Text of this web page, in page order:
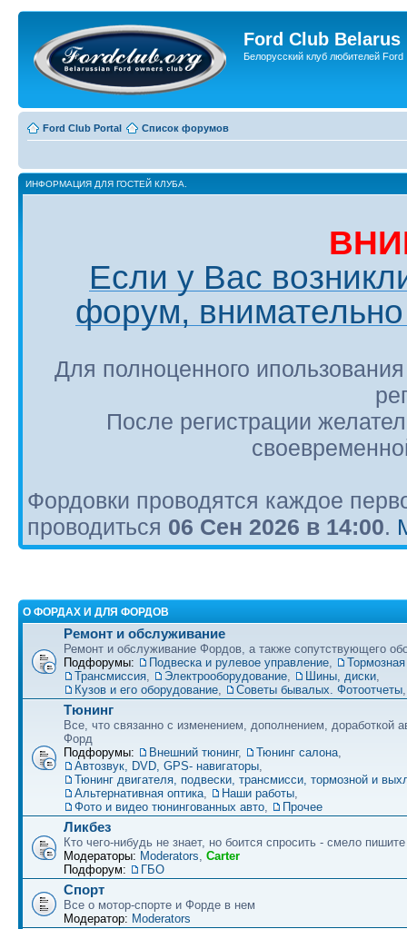
Ford Club Belarus
Белорусский клуб любителей Ford
Ford Club Portal Список форумов
ИНФОРМАЦИЯ ДЛЯ ГОСТЕЙ КЛУБА.
Если у Вас
форум, внимательно
Для полноценного
После регистрации
Фордовки проводятся каждое
проводиться 06 Сен 2026 в 14:00.
О ФОРДАХ И ДЛЯ ФОРДОВ
Ремонт и обслуживание
Ремонт и обслуживание Фордов, а также сопутствующего
Подфорумы:
Подвеска и рулевое управление
Трансмиссия
Электрооборудование Шины, диски
Кузов и его оборудование
Советы бывалых. Фотоотчеты
Тюнинг
Все, что связанно с изменением, дополнением, доработкой
Форд
Подфорумы:
Внешний тюнинг, Тюнинг салона
Автозвук, DVD, GPS- навигаторы
Тюнинг двигателя, подвески, трансмисси, тормозной и
Альтернативная оптика
Наши работы
Фото и видео тюнингованных авто
Прочее
Ликбез
Кто чего-нибудь не знает, но боится спросить - смело
Модераторы: Moderators Carter
Подфорум:
ГБО
Спорт
Все о мотор-спорте и Форде в нем
Модератор: Moderators